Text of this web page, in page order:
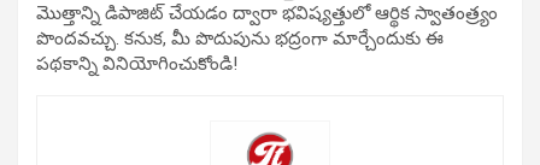
మొత్తాన్ని డిపాజిట్ చేయడం ద్వారా భవిష్యత్తులో ఆర్థిక స్వాతంత్ర్యం
పొందవచ్చు. కనుక, మీ పొదుపును భద్రంగా మార్చేందుకు ఈ
పథకాన్ని వినియోగించుకోండి!